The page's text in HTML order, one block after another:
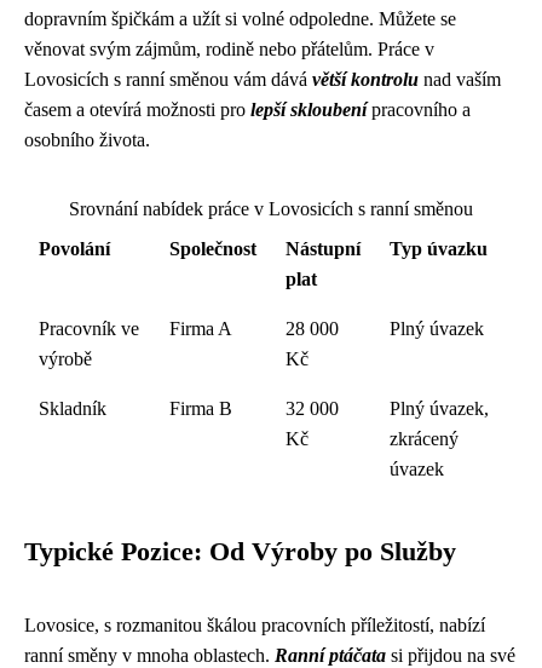
dopravním špičkám a užít si volné odpoledne. Můžete se
věnovat svým zájmům, rodině nebo přátelům. Práce v
Lovosicích s ranní směnou vám dává větší kontrolu nad vaším
časem a otevírá možnosti pro lepší skloubenípracovního a
osobního života.
Srovnání nabídek práce v Lovosicích s ranní směnou
Povolání
Společnost
Nástupní
plat
Typ úvazku
Pracovník ve
výrobě
Firma A
28 000
Kč
Plný úvazek
Skladník Firma B
32 000
Kč
Plný úvazek,
zkrácený
úvazek
Typické Pozice: Od Výroby po Služby
Lovosice, s rozmanitou škálou pracovních příležitostí, nabízí
ranní směny v mnoha oblastech. Ranní ptáčata si přijdou na své